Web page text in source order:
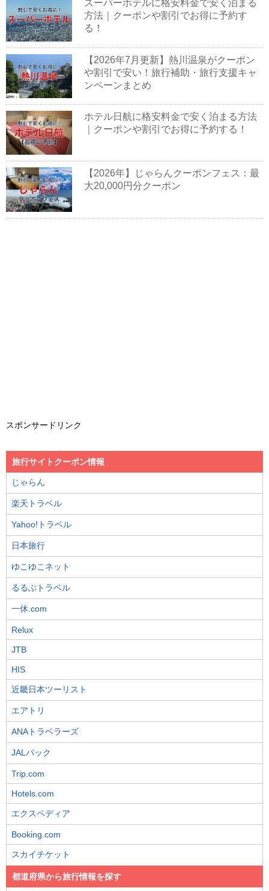
スーパーホテルに格安料金で安く泊まる
方法｜クーポンや割引でお得に予約す
る！
【2026年7月更新】熱川温泉がクーポン
や割引で安い！旅行補助・旅行支援キャ
ンペーンまとめ
ホテル日航に格安料金で安く泊まる方法
｜クーポンや割引でお得に予約する！
【2026年】じゃらんクーポンフェス：最
大20,000円分クーポン
スポンサードリンク
旅行サイトクーポン情報
じゃらん
楽天トラベル
Yahoo!トラベル
日本旅行
ゆこゆこネット
るるぶトラベル
一休.com
Relux
JTB
HIS
近畿日本ツーリスト
エアトリ
ANAトラベラーズ
JALパック
Trip.com
Hotels.com
エクスペディア
Booking.com
スカイチケット
都道府県から旅行情報を探す